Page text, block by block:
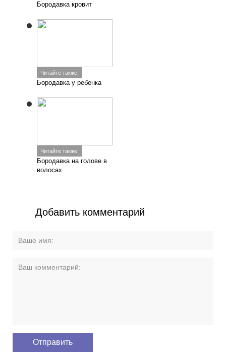
Бородавка кровит
Читайте также:
Бородавка у ребенка
Читайте также:
Бородавка на голове в
волосах
Добавить комментарий